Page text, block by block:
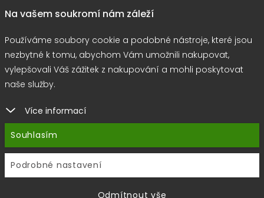
Možnosti dopravy
Rychlá a bezpečná platba
Copyright © 2026 |E-shop JEDNIČKY|MarketingDOKTOR
ESHOP&
BANERY
Na vašem soukromí nám záleží
Používáme soubory cookie a podobné nástroje, které jsou
nezbytné k tomu, abychom Vám umožnili nakupovat,
vylepšovali Váš zážitek z nakupování a mohli poskytovat
naše služby.
Více informací
Souhlasím
Podrobné nastavení
Odmítnout vše